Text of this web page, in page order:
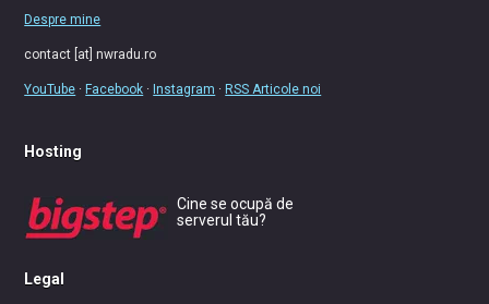
Despre mine
contact [at] nwradu.ro
YouTube ·Facebook ·Instagram ·RSS Articole noi
Hosting
Cine se ocupă de
serverul tău?
Legal